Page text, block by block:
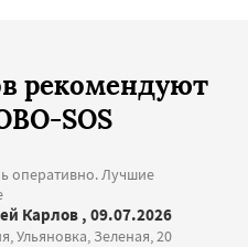
рекомендуют
SOS
оперативно. Лучшие
Карлов , 09.07.2026
Ульяновка, Зеленая, 20